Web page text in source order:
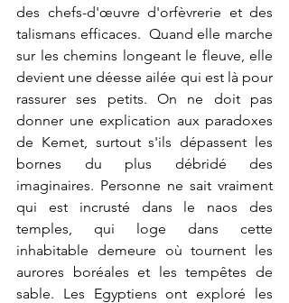
des chefs-d'œuvre d'orfèvrerie et des
talismans efficaces.  Quand elle marche
sur les chemins longeant le fleuve, elle
devient une déesse ailée qui est là pour
rassurer ses petits. On ne doit pas
donner une explication aux paradoxes
de Kemet, surtout s'ils dépassent les
bornes du plus débridé des
imaginaires. Personne ne sait vraiment
qui est incrusté dans le naos des
temples, qui loge dans cette
inhabitable demeure où tournent les
aurores boréales et les tempêtes de
sable. Les Egyptiens ont exploré les